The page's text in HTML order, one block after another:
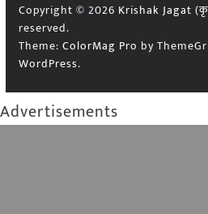
Copyright © 2026 Krishak Jagat
reserved.
Theme: ColorMag Pro by
WordPress.
Advertisements